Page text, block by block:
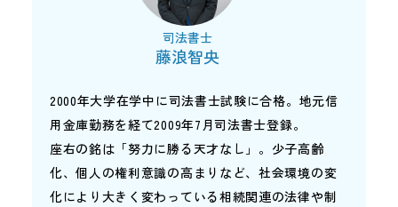
司法書士
藤浪智央
2000年大学在学中に司法書士試験に合格。地元信
用金庫勤務を経て2009年7月司法書士登録。
座右の銘は「努力に勝る天才なし」。少子高齢
化、個人の権利意識の高まりなど、社会環境の変
化により大きく変わっている相続関連の法律や制